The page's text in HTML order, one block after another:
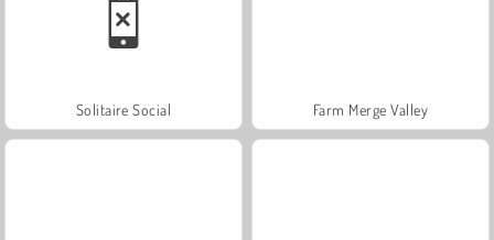
Solitaire Social Farm Merge Valley